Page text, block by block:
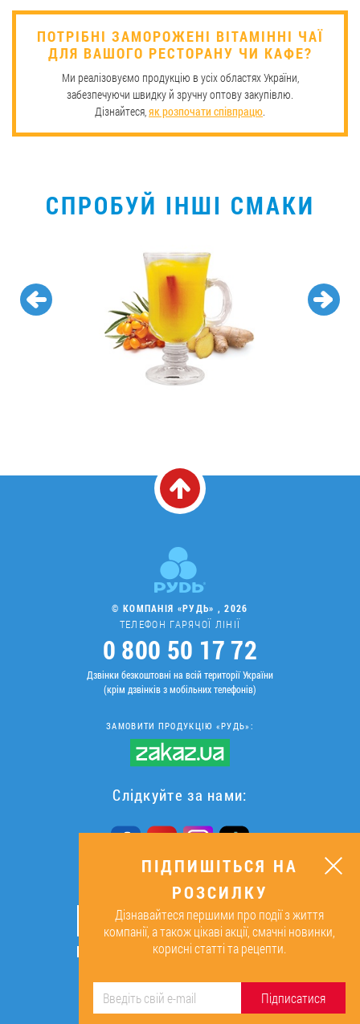
ПОТРІБНІ ЗАМОРОЖЕНІ ВІТАМІННІ ЧАЇ
ДЛЯ ВАШОГО РЕСТОРАНУ ЧИ КАФЕ?
Ми реалізовуємо продукцію в усіх областях України,
забезпечуючи швидку й зручну оптову закупівлю.
Дізнайтеся, як розпочати співпрацю.
СПРОБУЙ ІНШІ СМАКИ
© КОМПАНІЯ «РУДЬ» , 2026
ТЕЛЕФОН ГАРЯЧОЇ ЛІНІЇ
0 800 50 17 72
Дзвінки безкоштовні на всій території України
(крім дзвінків з мобільних телефонів)
ЗАМОВИТИ ПРОДУКЦІЮ «РУДЬ»:
Слідкуйте за нами:
ПІДПИШІТЬСЯ НА РОЗСИЛКУ
ОК
Підписуючись, я даю згоду на
ПІДПИШІТЬСЯ НА
РОЗСИЛКУ
Дізнавайтеся першими про події з життя
компанії, а також цікаві акції, смачні новинки,
корисні статті та рецепти.
Підписатися